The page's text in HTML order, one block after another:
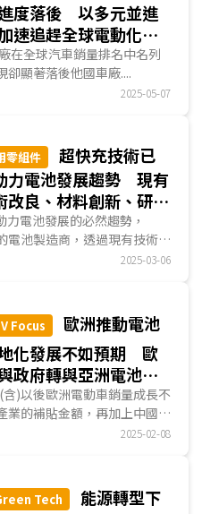
度落後 以多元並進
追趕全球電動化浪
在全球汽車銷量排名中名列
卻顯著落後他國車廠....
2025-05-07
零組件
超快充技術已
力電池發展趨勢 現有
改良、材料創新、研發
代電池各有蹊徑
電池發展的必然趨勢，
電池製造商，透過現有技術升
，部分企業已進入量產階...
2025-03-06
Focus
歐洲推動電池
化發展不如預期 歐
政府轉與亞洲電池廠
)以後歐洲電動車銷量成長不
業的補貼金額，再加上中國壟
峻挑戰，多數廠商在2...2025-02-08
Tech
能源轉型下